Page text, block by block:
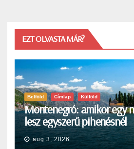
EZT OLVASTA MÁR?
Belföld Címlap Külföld
Montenegró: amikor egy
lesz egyszerű pihenésnél
aug 3, 2026